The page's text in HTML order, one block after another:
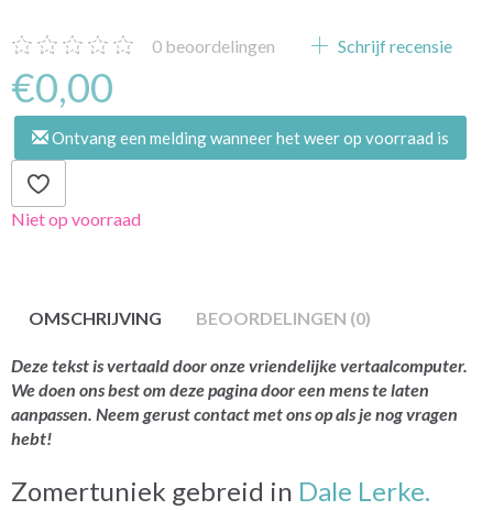
0 beoordelingen Schrijf recensie
€0,00
Ontvang een melding wanneer het weer op voorraad is
Niet op voorraad
OMSCHRIJVING BEOORDELINGEN (0)
Deze tekst is vertaald door onze vriendelijke vertaalcomputer.
We doen ons best om deze pagina door een mens te laten
aanpassen. Neem gerust contact met ons op als je nog vragen
hebt!
Zomertuniek gebreid in Dale Lerke.